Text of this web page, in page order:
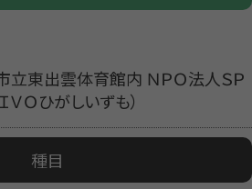
立東出雲体育館内 ＮＰＯ法人ＳＰ
ＶＯひがしいずも）
種目